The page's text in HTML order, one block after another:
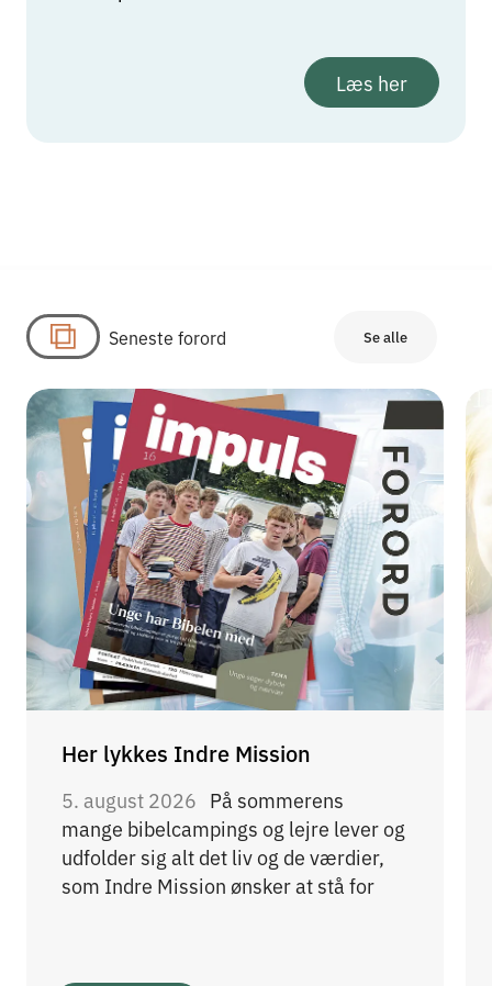
Læs her
Seneste forord Se alle
Her lykkes Indre Mission
5. august 2026 På sommerens
mange bibelcampings og lejre lever og
udfolder sig alt det liv og de værdier,
som Indre Mission ønsker at stå for